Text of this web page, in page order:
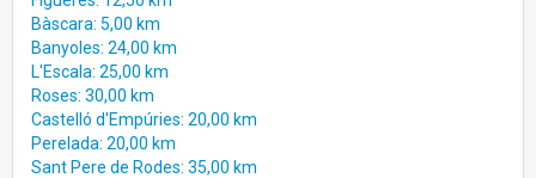
Bàscara: 5,00 km
Banyoles: 24,00 km
L'Escala: 25,00 km
Roses: 30,00 km
Castelló d'Empúries: 20,00 km
Perelada: 20,00 km
Sant Pere de Rodes: 35,00 km